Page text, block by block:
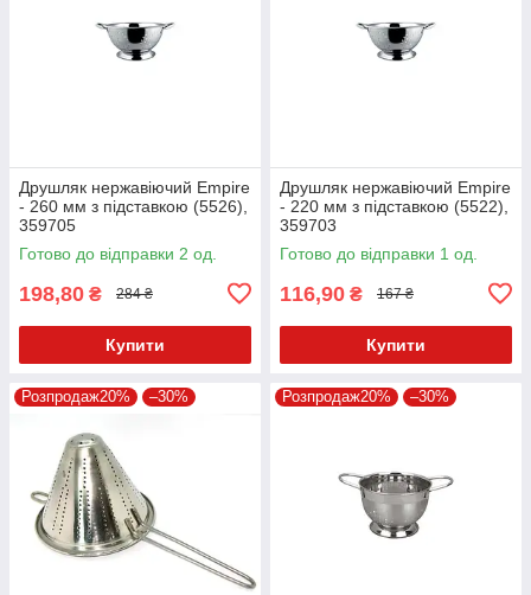
Друшляк нержавіючий Empire
- 260 мм з підставкою (5526),
359705
Готово до відправки 2 од.
198,80 ₴ 284 ₴
Купити
Друшляк нержавіючий Empire
- 220 мм з підставкою (5522),
359703
Готово до відправки 1 од.
116,90 ₴ 167 ₴
Купити
Розпродаж20% –30% Розпродаж20% –30%